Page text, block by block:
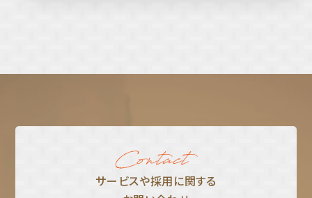
サービスや採⽤に関する